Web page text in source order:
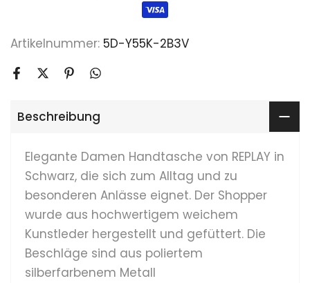
Artikelnummer: 5D-Y55K-2B3V
Beschreibung
Elegante Damen Handtasche von REPLAY in
Schwarz, die sich zum Alltag und zu
besonderen Anlässe eignet. Der Shopper
wurde aus hochwertigem weichem
Kunstleder hergestellt und gefüttert. Die
Beschläge sind aus poliertem
silberfarbenem Metall